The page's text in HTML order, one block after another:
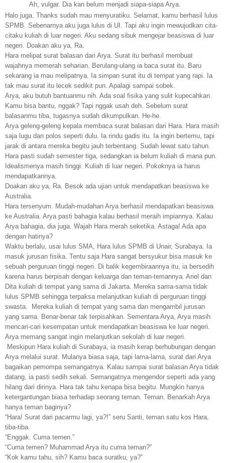
Ah, vulgar. Dia kan belum menjadi siapa-siapa Arya.
Halo juga. Thanks sudah mau menyuratiku. Selamat, kamu berhasil lulus
SPMB. Sebenarnya aku juga lulus di UI. Tapi aku ingin mewujudkan cita-
citaku kuliah di luar negeri. Aku sedang sibuk mengejar beasiswa di luar
negeri. Doakan aku ya, Ra.
Hara melipat surat balasan dari Arya. Surat itu berhasil membuat
wajahnya memerah seharian. Berulang-ulang ia baca surat itu. Baru
sekarang ia mau melipatnya. Ia simpan surat itu di tempat yang rapi. Ia
tak mau surat itu lecek sedikit pun. Apalagi sampai sobek.
Arya, aku butuh bantuanmu nih. Ada soal fisika yang sulit kupecahkan.
Kamu bisa bantu, nggak? Tapi nggak usah deh. Sebelum surat
balasanmu tiba, tugasnya sudah dikumpulkan. He-he.
Arya geleng-geleng kepala membaca surat balasan dari Hara. Hara masih
saja lugu dan polos seperti dulu. Ia rindu gadis itu. Ia ingin bertemu, tapi
jarak di antara mereka begitu jauh terbentang. Sudah lewat satu tahun.
Hara pasti sudah semester tiga, sedangkan ia belum kuliah di mana pun.
Idealismenya masih tinggi. Kuliah di luar negeri. Pokoknya ia harus
mendapatkannya.
Doakan aku ya, Ra. Besok ada ujian untuk mendapatkan beasiswa ke
Australia.
Hara tersenyum. Mudah-mudahan Arya berhasil mendapatkan beasiswa
ke Australia. Arya pasti bahagia kalau berhasil meraih impiannya. Kalau
Arya bahagia, dia juga. Wajah Hara merah seketika. Astaga! Ada apa
dengan hatinya?
Waktu berlalu, usai lulus SMA, Hara lulus SPMB di Unair, Surabaya. Ia
masuk jurusan fisika. Tentu saja Hara sangat bersyukur bisa masuk ke
sebuah perguruan tinggi negeri. Di balik kegembiraannya itu, ia bersedih
karena harus berpisah dengan keluarga dan teman-temannya. Ariel dan
Dita kuliah di tempat yang sama di Jakarta. Mereka sama-sama tidak
lulus SPMB sehingga terpaksa melanjutkan kuliah di perguruan tinggi
swasta. Mereka kuliah di tempat yang sama dan mengambil jurusan
yang sama. Benar-benar tak terpisahkan. Sementara Arya, Arya masih
mencari-cari kesempatan untuk mendapatkan beasiswa ke luar negeri.
Arya memang sangat ingin melanjutkan sekolah di luar negeri.
Meskipun Hara kuliah di Surabaya, ia masih kerap berhubungan dengan
Arya melalui surat. Mulanya biasa saja, tapi lama-lama, surat dari Arya
bagaikan pemompa semangatnya. Kalau sampai surat balasan Arya tidak
datang, ia pasti sedih sekali. Semangatnya mengendor seperti ada yang
hilang dari dirinya. Hara tak tahu kenapa bisa begitu. Mungkin hanya
ketergantungan biasa terhadap seorang teman. Teman. Benarkah Arya
hanya teman baginya?
“Hara! Surat dari pacarmu lagi, ya?!” seru Santi, teman satu kos Hara,
tiba-tiba.
“Enggak. Cuma temen.”
“Cuma temen? Muhammad Arya itu cuma teman?”
“Kok kamu tahu, sih? Kamu baca suratku, ya?”